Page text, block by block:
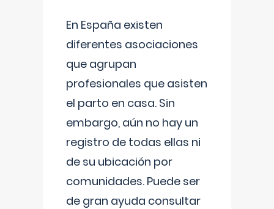
En España existen
diferentes asociaciones
que agrupan
profesionales que asisten
el parto en casa. Sin
embargo, aún no hay un
registro de todas ellas ni
de su ubicación por
comunidades. Puede ser
de gran ayuda consultar